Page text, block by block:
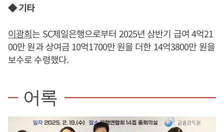
◆ 기타
이광희는 SC제일은행으로부터 2025년 상반기 급여 4억21
00만 원과 상여금 10억1700만 원을 더한 14억3800만 원을
보수로 수령했다.
어록